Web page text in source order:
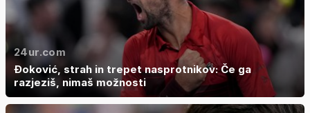
24ur.com
Đoković, strah in trepet nasprotnikov: Če ga
razjeziš, nimaš možnosti